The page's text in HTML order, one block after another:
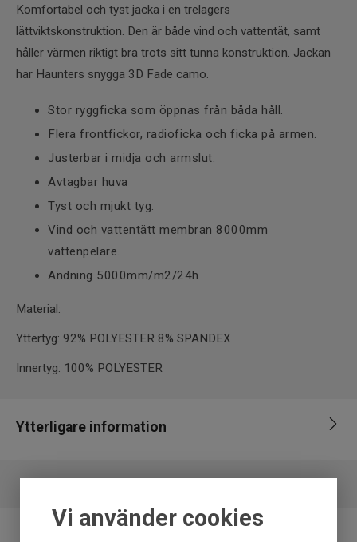
Vi använder cookies
Komfortabel och tyst jacka i en trelagers
lättviktskonstruktion. Den är både vind och vattentät, samt
håller värmen riktigt bra trots sitt tunna konstruktion. Jackan
har Haunters snygga 3D Fade camo.
Stor ryggficka som öppnas från båda håll.
Flera frontfickor, radioficka och ficka på armen.
Justerbar i midja och armslut.
Avtagbar huva
Tyst och mjukt tyg.
Vind och vattentätt membran 8000mm
vattenpelare.
Andning 5000mm/m2/24h
Material:
Yttertyg: 92% POLYESTER 8% SPANDEX
Innertyg: 100% POLYESTER
Ytterligare information